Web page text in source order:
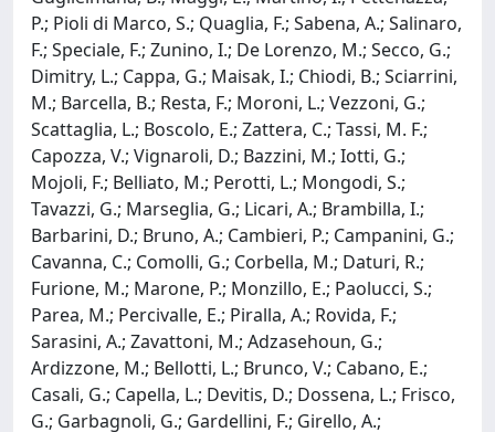
P.; Pioli di Marco, S.; Quaglia, F.; Sabena, A.; Salinaro,
F.; Speciale, F.; Zunino, I.; De Lorenzo, M.; Secco, G.;
Dimitry, L.; Cappa, G.; Maisak, I.; Chiodi, B.; Sciarrini,
M.; Barcella, B.; Resta, F.; Moroni, L.; Vezzoni, G.;
Scattaglia, L.; Boscolo, E.; Zattera, C.; Tassi, M. F.;
Capozza, V.; Vignaroli, D.; Bazzini, M.; Iotti, G.;
Mojoli, F.; Belliato, M.; Perotti, L.; Mongodi, S.;
Tavazzi, G.; Marseglia, G.; Licari, A.; Brambilla, I.;
Barbarini, D.; Bruno, A.; Cambieri, P.; Campanini, G.;
Cavanna, C.; Comolli, G.; Corbella, M.; Daturi, R.;
Furione, M.; Marone, P.; Monzillo, E.; Paolucci, S.;
Parea, M.; Percivalle, E.; Piralla, A.; Rovida, F.;
Sarasini, A.; Zavattoni, M.; Adzasehoun, G.;
Ardizzone, M.; Bellotti, L.; Brunco, V.; Cabano, E.;
Casali, G.; Capella, L.; Devitis, D.; Dossena, L.; Frisco,
G.; Garbagnoli, G.; Gardellini, F.; Girello, A.;